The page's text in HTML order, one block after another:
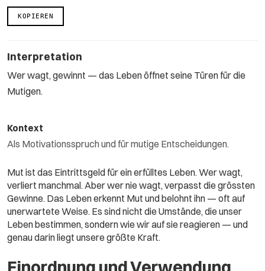
KOPIEREN
Interpretation
Wer wagt, gewinnt — das Leben öffnet seine Türen für die
Mutigen.
Kontext
Als Motivationsspruch und für mutige Entscheidungen.
Mut ist das Eintrittsgeld für ein erfülltes Leben. Wer wagt,
verliert manchmal. Aber wer nie wagt, verpasst die grössten
Gewinne. Das Leben erkennt Mut und belohnt ihn — oft auf
unerwartete Weise. Es sind nicht die Umstände, die unser
Leben bestimmen, sondern wie wir auf sie reagieren — und
genau darin liegt unsere größte Kraft.